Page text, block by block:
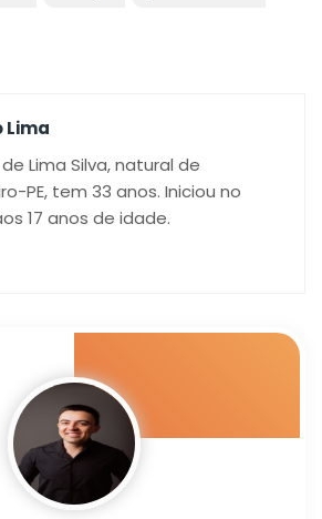
Lima
Lima Silva, natural de
PE, tem 33 anos. Iniciou no
17 anos de idade.